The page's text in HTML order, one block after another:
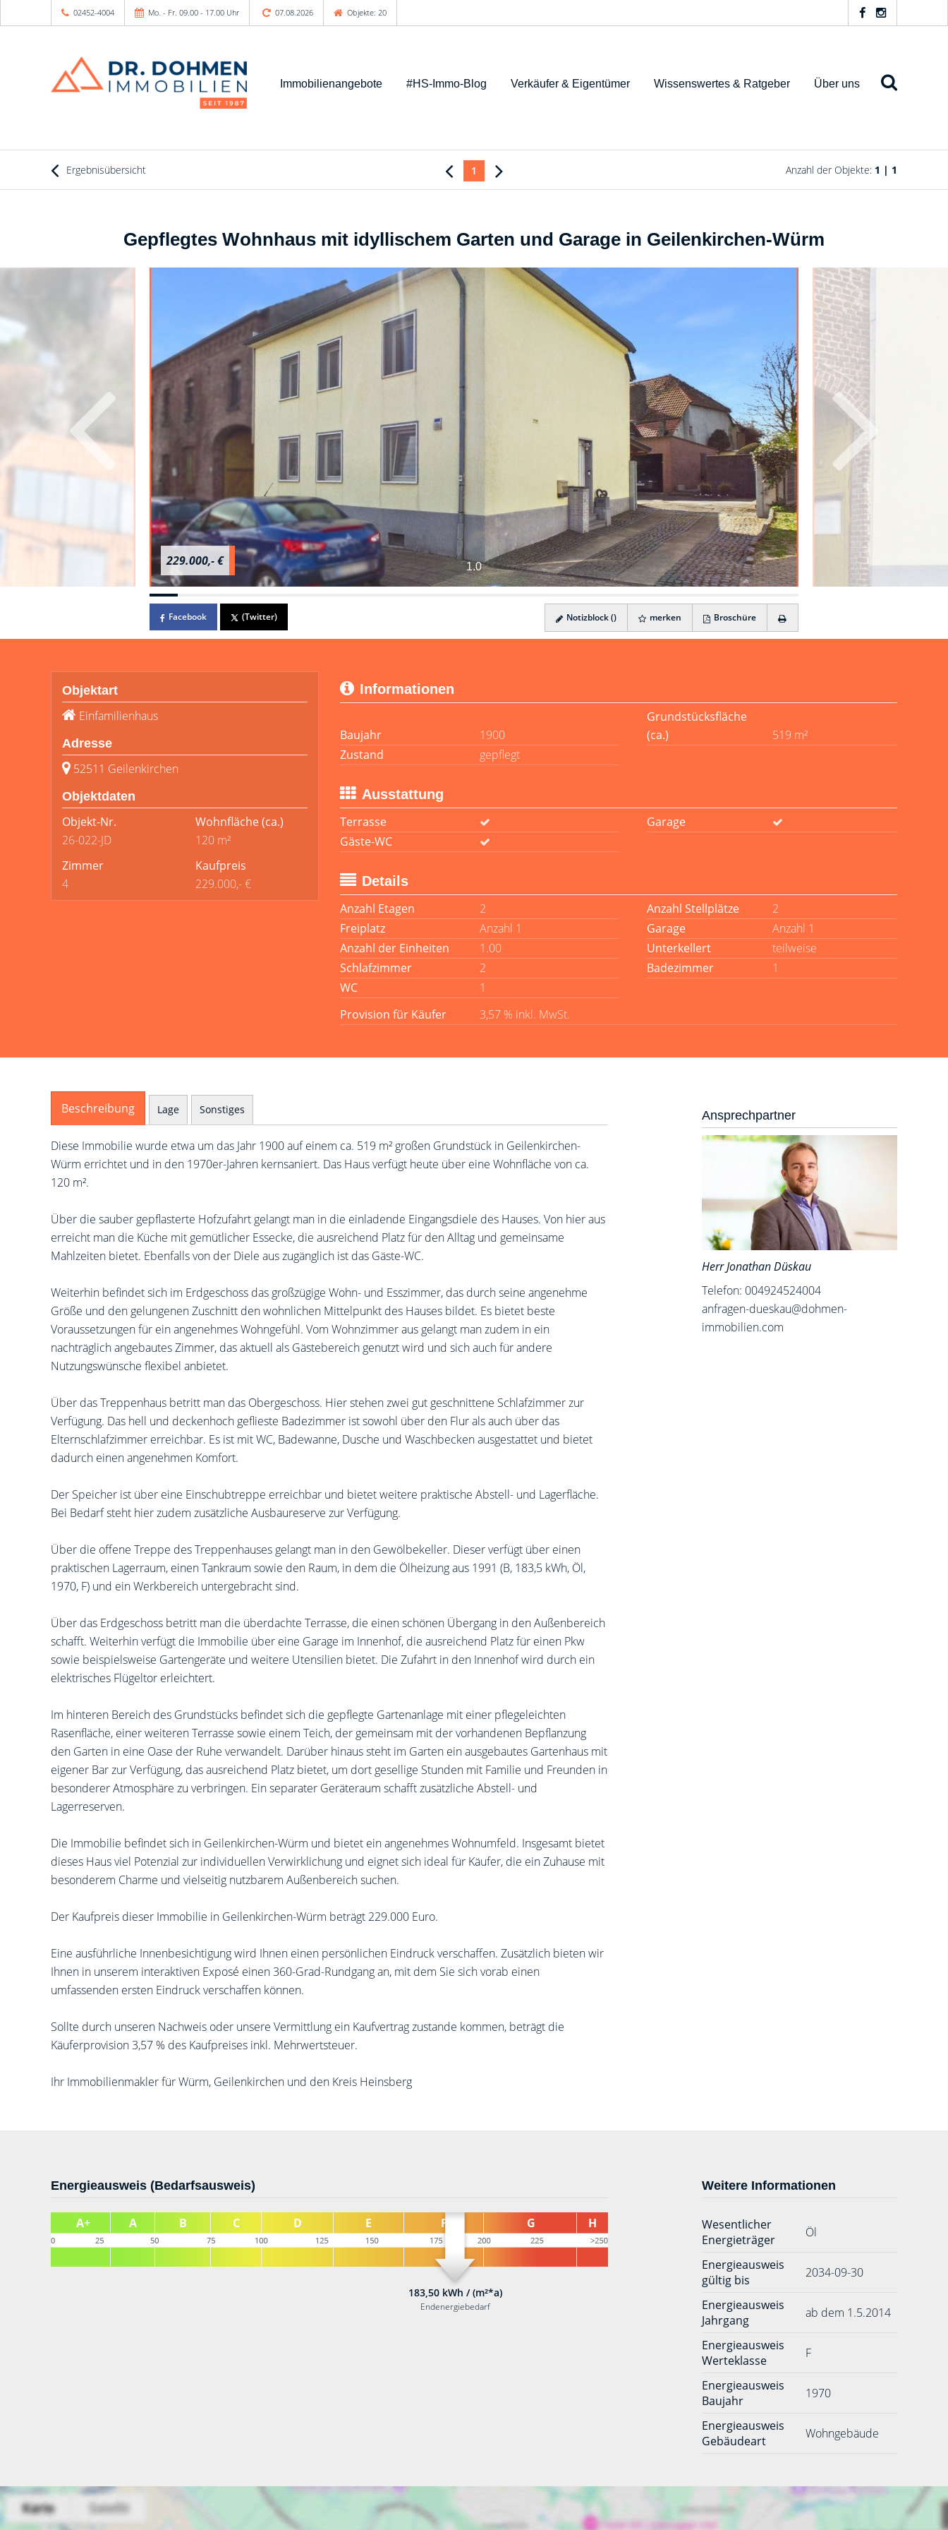
02452-4004 Mo. - Fr. 09.00 - 17.00 Uhr 07.08.2026 Objekte: 20
Immobilienangebote #HS-Immo-Blog Verkäufer & Eigentümer Wissenswertes & Ratgeber Über uns
Ergebnisübersicht 1 Anzahl der Objekte: 1 | 1
Gepflegtes Wohnhaus mit idyllischem Garten und Garage in Geilenkirchen-Würm
1.0
229.000,- €
Facebook (Twitter) Notizblock () merken Broschüre
Objektart
Einfamilienhaus
Adresse
52511 Geilenkirchen
Objektdaten
Objekt-Nr.
26-022-JD
Wohnfläche(ca.)
120 m²
Zimmer
4
Kaufpreis
229.000,- €
Informationen
Baujahr 1900
Grundstücksfläche
(ca.)
519 m²
Zustand
gepflegt
Ausstattung
Terrasse
Garage
Gäste-WC
Details
Anzahl Etagen
2 Anzahl Stellplätze
2
Freiplatz
Anzahl 1 Garage
Anzahl 1
Anzahl der Einheiten
1.00 Unterkellert
teilweise
Schlafzimmer
2 Badezimmer
1
WC
1
Provision für Käufer
3,57 % inkl. MwSt.
Beschreibung Lage Sonstiges
Diese Immobilie wurde etwa um das Jahr 1900 auf einem ca. 519 m² großen Grundstück in Geilenkirchen-
Würm errichtet und in den 1970er-Jahren kernsaniert. Das Haus verfügt heute über eine Wohnfläche von ca.
120 m².
Über die sauber gepflasterte Hofzufahrt gelangt man in die einladende Eingangsdiele des Hauses. Von hier aus
erreicht man die Küche mit gemütlicher Essecke, die ausreichend Platz für den Alltag und gemeinsame
Mahlzeiten bietet. Ebenfalls von der Diele aus zugänglich ist das Gäste-WC.
Weiterhin befindet sich im Erdgeschoss das großzügige Wohn- und Esszimmer, das durch seine angenehme
Größe und den gelungenen Zuschnitt den wohnlichen Mittelpunkt des Hauses bildet. Es bietet beste
Voraussetzungen für ein angenehmes Wohngefühl. Vom Wohnzimmer aus gelangt man zudem in ein
nachträglich angebautes Zimmer, das aktuell als Gästebereich genutzt wird und sich auch für andere
Nutzungswünsche flexibel anbietet.
Über das Treppenhaus betritt man das Obergeschoss. Hier stehen zwei gut geschnittene Schlafzimmer zur
Verfügung. Das hell und deckenhoch geflieste Badezimmer ist sowohl über den Flur als auch über das
Elternschlafzimmer erreichbar. Es ist mit WC, Badewanne, Dusche und Waschbecken ausgestattet und bietet
dadurch einen angenehmen Komfort.
Der Speicher ist über eine Einschubtreppe erreichbar und bietet weitere praktische Abstell- und Lagerfläche.
Bei Bedarf steht hier zudem zusätzliche Ausbaureserve zur Verfügung.
Über die offene Treppe des Treppenhauses gelangt man in den Gewölbekeller. Dieser verfügt über einen
praktischen Lagerraum, einen Tankraum sowie den Raum, in dem die Ölheizung aus 1991 (B, 183,5 kWh, Öl,
1970, F) und ein Werkbereich untergebracht sind.
Über das Erdgeschoss betritt man die überdachte Terrasse, die einen schönen Übergang in den Außenbereich
schafft. Weiterhin verfügt die Immobilie über eine Garage im Innenhof, die ausreichend Platz für einen Pkw
sowie beispielsweise Gartengeräte und weitere Utensilien bietet. Die Zufahrt in den Innenhof wird durch ein
elektrisches Flügeltor erleichtert.
Im hinteren Bereich des Grundstücks befindet sich die gepflegte Gartenanlage mit einer pflegeleichten
Rasenfläche, einer weiteren Terrasse sowie einem Teich, der gemeinsam mit der vorhandenen Bepflanzung
den Garten in eine Oase der Ruhe verwandelt. Darüber hinaus steht im Garten ein ausgebautes Gartenhaus mit
eigener Bar zur Verfügung, das ausreichend Platz bietet, um dort gesellige Stunden mit Familie und Freunden in
besonderer Atmosphäre zu verbringen. Ein separater Geräteraum schafft zusätzliche Abstell- und
Lagerreserven.
Die Immobilie befindet sich in Geilenkirchen-Würm und bietet ein angenehmes Wohnumfeld. Insgesamt bietet
dieses Haus viel Potenzial zur individuellen Verwirklichung und eignet sich ideal für Käufer, die ein Zuhause mit
besonderem Charme und vielseitig nutzbarem Außenbereich suchen.
Der Kaufpreis dieser Immobilie in Geilenkirchen-Würm beträgt 229.000 Euro.
Eine ausführliche Innenbesichtigung wird Ihnen einen persönlichen Eindruck verschaffen. Zusätzlich bieten wir
Ihnen in unserem interaktiven Exposé einen 360-Grad-Rundgang an, mit dem Sie sich vorab einen
umfassenden ersten Eindruck verschaffen können.
Sollte durch unseren Nachweis oder unsere Vermittlung ein Kaufvertrag zustande kommen, beträgt die
Käuferprovision 3,57 % des Kaufpreises inkl. Mehrwertsteuer.
Ihr Immobilienmakler für Würm, Geilenkirchen und den Kreis Heinsberg
Ansprechpartner
Herr Jonathan Düskau
Telefon: 004924524004
anfragen-dueskau@dohmen-
immobilien.com
Energieausweis (Bedarfsausweis)
183,50 kWh / (m²*a)
Endenergiebedarf
Weitere Informationen
Wesentlicher
Energieträger
Öl
Energieausweis
gültig bis
2034-09-30
Energieausweis
Jahrgang
ab dem 1.5.2014
Energieausweis
Werteklasse
F
Energieausweis
Baujahr
1970
Energieausweis
Gebäudeart
Wohngebäude